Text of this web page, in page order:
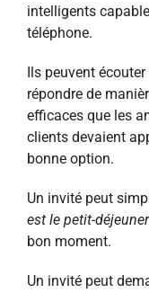
intelligents
téléphone.
Ils peuvent
répondre de
efficaces que les
clients devaient
bonne option.
Un invité peut
est le petit-déjeuner
bon moment.
Un invité peut